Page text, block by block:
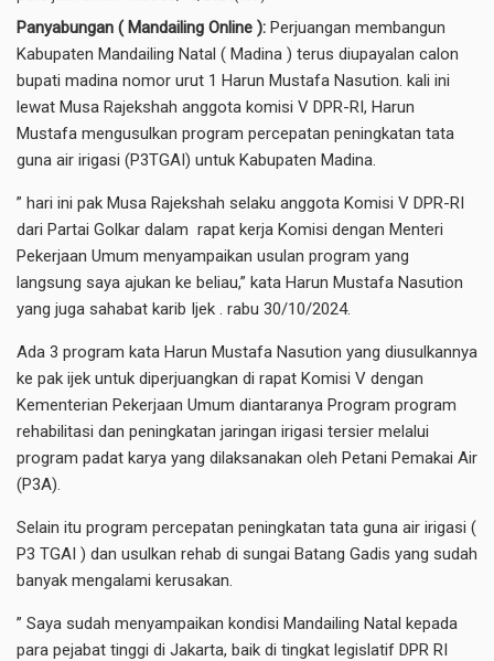
Panyabungan ( Mandailing Online ): Perjuangan membangun
Kabupaten Mandailing Natal ( Madina ) terus diupayalan calon
bupati madina nomor urut 1 Harun Mustafa Nasution. kali ini
lewat Musa Rajekshah anggota komisi V DPR-RI, Harun
Mustafa mengusulkan program percepatan peningkatan tata
guna air irigasi (P3TGAI) untuk Kabupaten Madina.
” hari ini pak Musa Rajekshah selaku anggota Komisi V DPR-RI
dari Partai Golkar dalam rapat kerja Komisi dengan Menteri
Pekerjaan Umum menyampaikan usulan program yang
langsung saya ajukan ke beliau,” kata Harun Mustafa Nasution
yang juga sahabat karib Ijek . rabu 30/10/2024.
Ada 3 program kata Harun Mustafa Nasution yang diusulkannya
ke pak ijek untuk diperjuangkan di rapat Komisi V dengan
Kementerian Pekerjaan Umum diantaranya Program program
rehabilitasi dan peningkatan jaringan irigasi tersier melalui
program padat karya yang dilaksanakan oleh Petani Pemakai Air
(P3A).
Selain itu program percepatan peningkatan tata guna air irigasi (
P3 TGAI ) dan usulkan rehab di sungai Batang Gadis yang sudah
banyak mengalami kerusakan.
” Saya sudah menyampaikan kondisi Mandailing Natal kepada
para pejabat tinggi di Jakarta, baik di tingkat legislatif DPR RI